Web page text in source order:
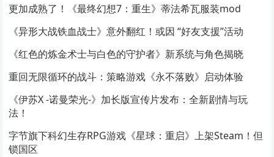
更加成熟了！《最终幻想7：重生》蒂法希瓦服装mod
《异形大战铁血战士》意外翻红！或因 “好友支援”活动
《红色的炼金术士与白色的守护者》新系统与角色揭晓
重回无限循环的战斗：策略游戏《永不落败》启动体验
《伊苏X -诺曼荣光-》加长版宣传片发布：全新剧情与玩
法！
字节旗下科幻生存RPG游戏《星球：重启》上架Steam！但
锁国区